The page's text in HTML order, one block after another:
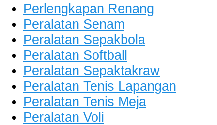
Perlengkapan Renang
Peralatan Senam
Peralatan Sepakbola
Peralatan Softball
Peralatan Sepaktakraw
Peralatan Tenis Lapangan
Peralatan Tenis Meja
Peralatan Voli